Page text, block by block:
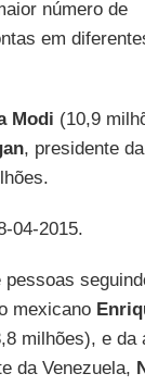
número de
em
Modi (10,9
, presidente
04-2015.
mexicano
milhões), e da
da Venezuela,